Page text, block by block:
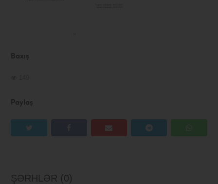
Baxış
Paylaş
ŞƏRHLƏR (0)